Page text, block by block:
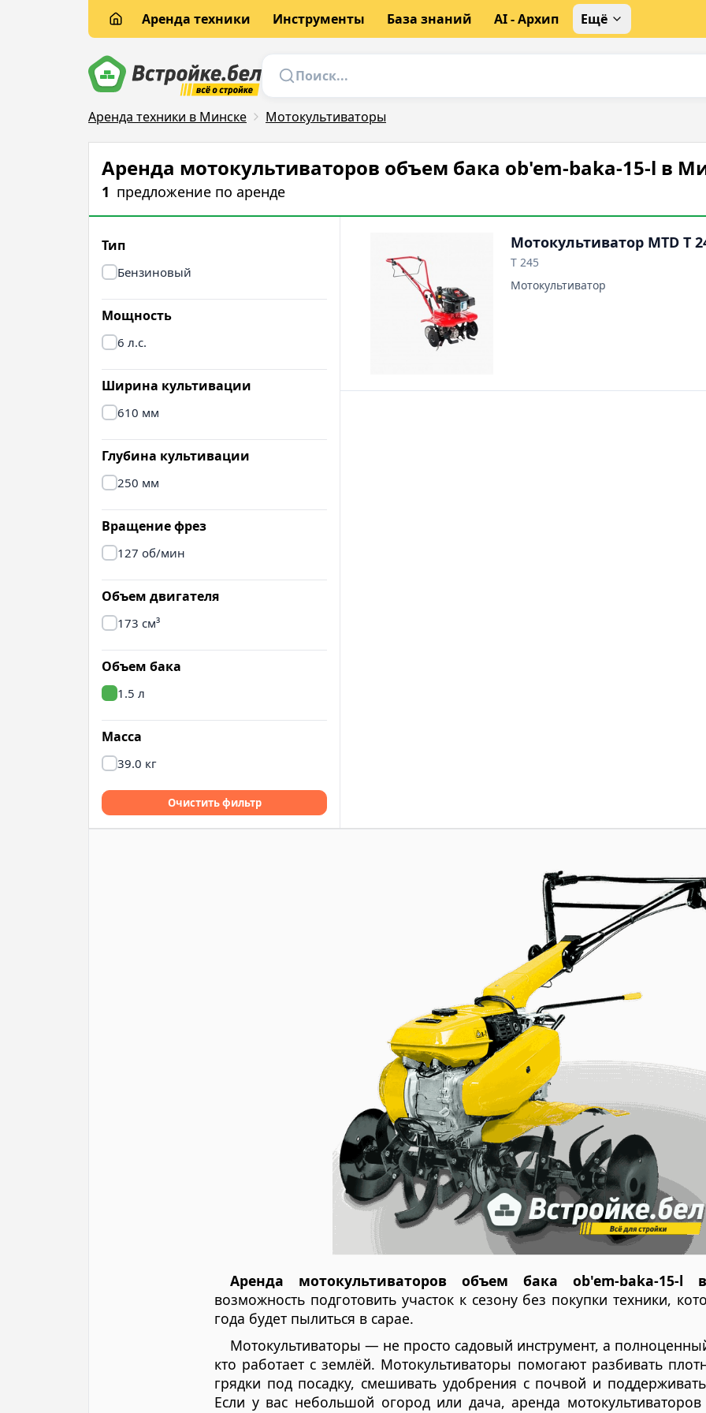
Аренда техники Инструменты База знаний AI - Архип Ещё
Аренда техники в Минске Мотокультиваторы
Аренда мотокультиваторов объем бака ob'em-baka-15-l в
1 предложение по аренде
Тип
Бензиновый
Мощность
6 л.с.
Ширина культивации
610 мм
Глубина культивации
250 мм
Вращение фрез
127 об/мин
Объем двигателя
173 см³
Объем бака
1.5 л
Масса
39.0 кг
Очистить фильтр
Мотокультиватор MTD T
T 245
Мотокультиватор
Аренда мотокультиваторов объем бака ob'em-baka-15-l
возможность подготовить участок к сезону без покупки техники,
года будет пылиться в сарае.
Мотокультиваторы — не просто садовый инструмент, а
кто работает с землёй. Мотокультиваторы помогают разбивать
грядки под посадку, смешивать удобрения с почвой и
Если у вас небольшой огород или дача, аренда